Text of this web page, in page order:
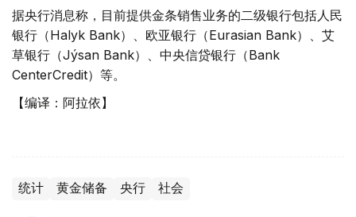
据央行消息称，目前提供金条销售业务的二级银行包括人民
银行（Halyk Bank）、欧亚银行（Eurasian Bank）、艾
草银行（Jýsan Bank）、中央信贷银行（Bank
CenterCredit）等。
【编译：阿拉依】
统计 黄金储备 央行 社会